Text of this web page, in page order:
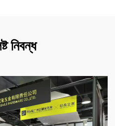
নিবন্ধ